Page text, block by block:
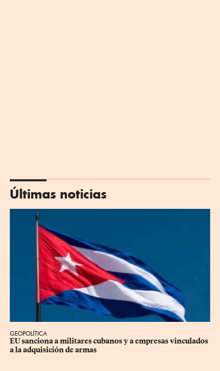
Últimas noticias
GEOPOLÍTICA
EU sanciona a militares cubanos y a empresas vinculados
a la adquisición de armas